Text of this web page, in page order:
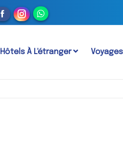
Hôtels À L'étranger Voyages